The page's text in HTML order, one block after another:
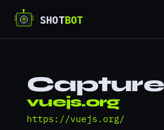
vuejs.org
https://vuejs.org/